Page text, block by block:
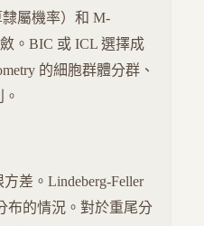
隸屬機率）和 M-
。BIC 或 ICL 選擇成
的細胞群體分群、
差。Lindeberg-Feller
布的情況。對於重尾分